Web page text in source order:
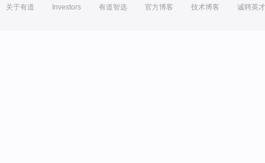
关于有道 Investors 有道智选 官方博客 技术博客 诚聘英才